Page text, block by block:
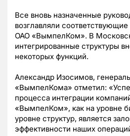
Все вновь назначенные
возглавляли
ОАО «ВымпелКом». В
интегрированные структуры
некоторых функций.
Александр Изосимов,
«ВымпелКома» отметил:
процесса интеграции
«ВымпелКом», как на уровне
уровне структур, является
эффективности наших